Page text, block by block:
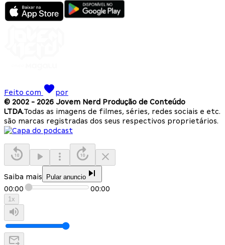
Feito com
por
© 2002 - 2026 Jovem Nerd Produção de Conteúdo
LTDA.Todas as imagens de filmes, séries, redes sociais e etc.
são marcas registradas dos seus respectivos proprietários.
Saiba mais Pular anuncio
00:00 00:00
1x